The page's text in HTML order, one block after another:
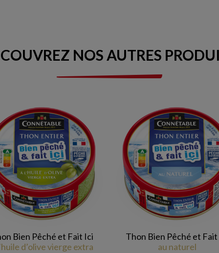
NOS AUTRES
Bien Pêché et Fait Ici
d’olive vierge extra
Thon Bien Pêché et Fait
au naturel